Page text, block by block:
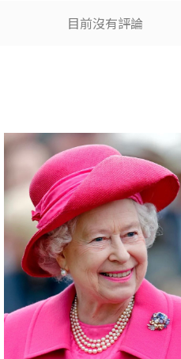
目前沒有評論